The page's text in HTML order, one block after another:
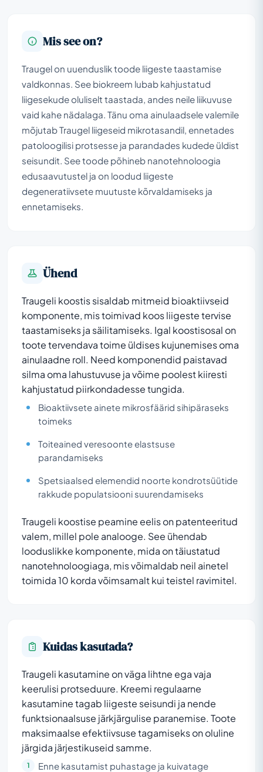
Mis see on?
Traugel on uuenduslik toode liigeste taastamise
valdkonnas. See biokreem lubab kahjustatud
liigesekude oluliselt taastada, andes neile liikuvuse
vaid kahe nädalaga. Tänu oma ainulaadsele valemile
mõjutab Traugel liigeseid mikrotasandil, ennetades
patoloogilisi protsesse ja parandades kudede üldist
seisundit. See toode põhineb nanotehnoloogia
edusaavutustel ja on loodud liigeste
degeneratiivsete muutuste kõrvaldamiseks ja
ennetamiseks.
Ühend
Traugeli koostis sisaldab mitmeid bioaktiivseid
komponente, mis toimivad koos liigeste tervise
taastamiseks ja säilitamiseks. Igal koostisosal on
toote tervendava toime üldises kujunemises oma
ainulaadne roll. Need komponendid paistavad
silma oma lahustuvuse ja võime poolest kiiresti
kahjustatud piirkondadesse tungida.
Bioaktiivsete ainete mikrosfäärid sihipäraseks
toimeks
Toiteained veresoonte elastsuse
parandamiseks
Spetsiaalsed elemendid noorte kondrotsüütide
rakkude populatsiooni suurendamiseks
Traugeli koostise peamine eelis on patenteeritud
valem, millel pole analooge. See ühendab
looduslikke komponente, mida on täiustatud
nanotehnoloogiaga, mis võimaldab neil ainetel
toimida 10 korda võimsamalt kui teistel ravimitel.
Kuidas kasutada?
Traugeli kasutamine on väga lihtne ega vaja
keerulisi protseduure. Kreemi regulaarne
kasutamine tagab liigeste seisundi ja nende
funktsionaalsuse järkjärgulise paranemise. Toote
maksimaalse efektiivsuse tagamiseks on oluline
järgida järjestikuseid samme.
Enne kasutamist puhastage ja kuivatage